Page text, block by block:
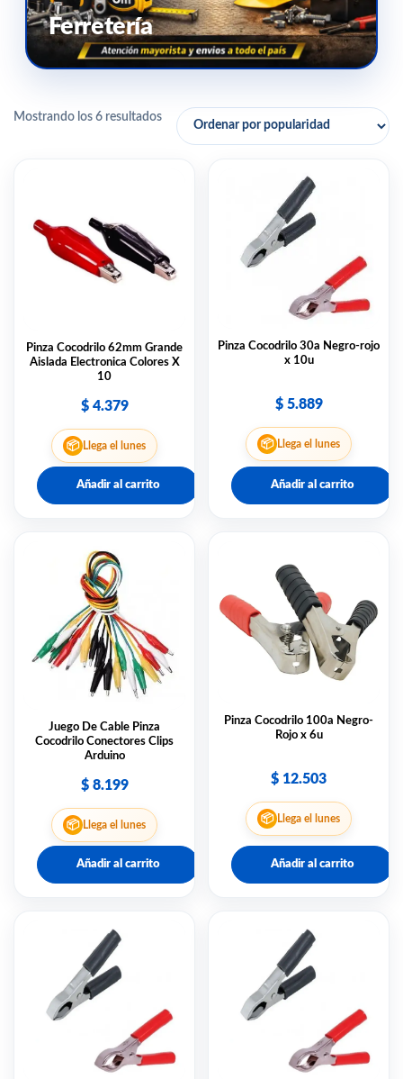
Ferretería
Mostrando los 6 resultados
Pinza Cocodrilo 62mm Grande
Aislada Electronica Colores X
10
$4.379
📦 Llega el lunes
Añadir al carrito
Pinza Cocodrilo 30a Negro-rojo
x 10u
$5.889
📦 Llega el lunes
Añadir al carrito
Juego De Cable Pinza
Cocodrilo Conectores Clips
Arduino
$8.199
📦 Llega el lunes
Añadir al carrito
Pinza Cocodrilo 100a Negro-
Rojo x 6u
$ 12.503
📦 Llega el lunes
Añadir al carrito